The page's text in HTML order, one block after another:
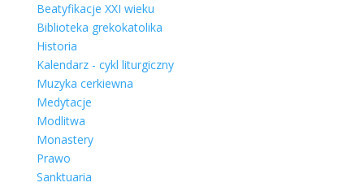
Beatyfikacje XXI wieku
Biblioteka grekokatolika
Historia
Kalendarz - cykl liturgiczny
Muzyka cerkiewna
Medytacje
Modlitwa
Monastery
Prawo
Sanktuaria